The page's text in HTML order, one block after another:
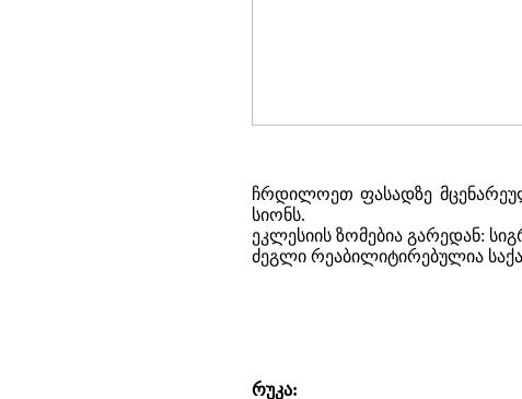
ჩრდილოეთ ფასადზე
სიონს.
ეკლესიის ზომებია გარედან:
ძეგლი რეაბილიტირებულია
რუკა: